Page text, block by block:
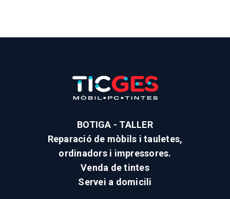
BOTIGA - TALLER
Reparació de mòbils i tauletes,
ordinadors i impressores.
Venda de tintes
Servei a domicili